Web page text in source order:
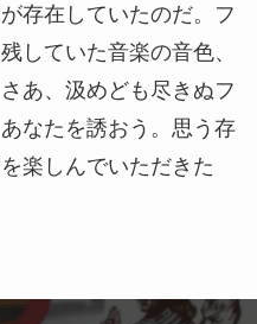
存在していたのだ。フ
していた音楽の音色、
あ、汲めども尽きぬフ
なたを誘おう。思う存
楽しんでいただきた